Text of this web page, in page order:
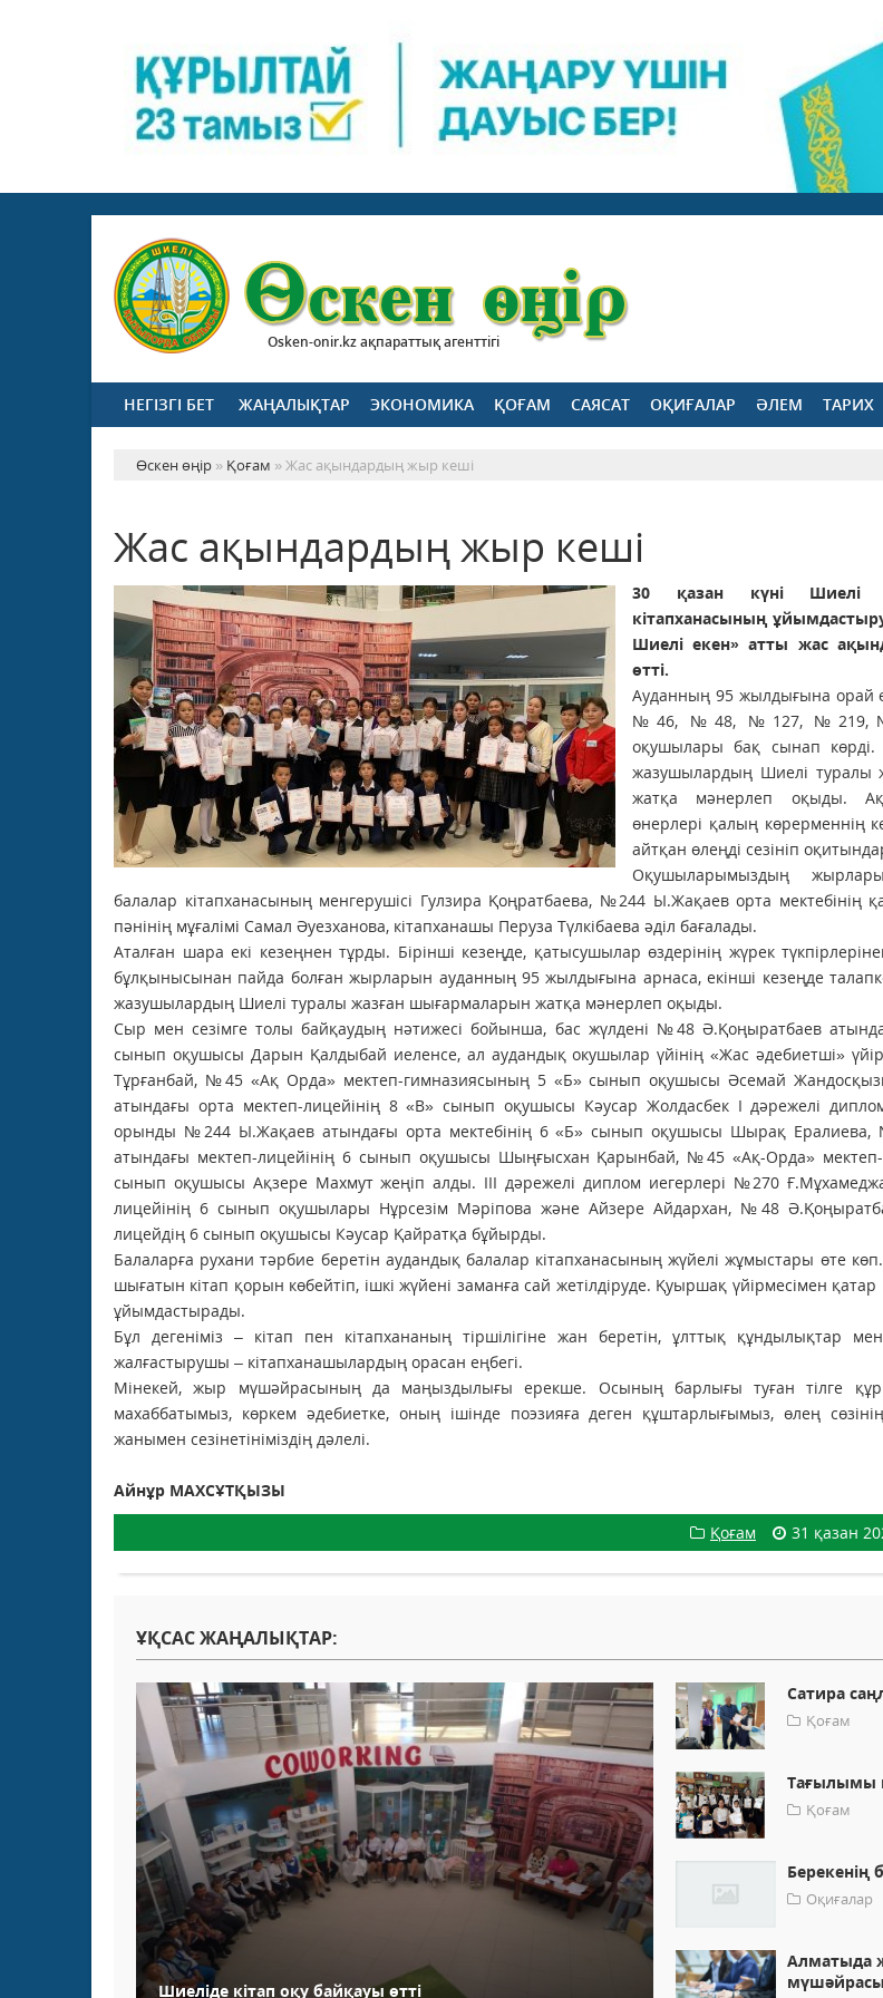
Osken-onir.kz ақпараттық агенттігі
НЕГІЗГІ БЕТ ЖАҢАЛЫҚТАР ЭКОНОМИКА ҚОҒАМ САЯСАТ ОҚИҒАЛАР ӘЛЕМ ТАРИХ
Өскен өңір » Қоғам » Жас ақындардың жыр кеші
Жас ақындардың жыр кеші
30 қазан күні Шиелі
кітапханасының
Шиелі екен» атты жас
өтті.
Ауданның 95 жылдығына орай
№46, №48, №127,
оқушылары бақ сынап көрді.
жазушылардың Шиелі туралы
жатқа мәнерлеп оқыды.
өнерлері қалың көрерменнің
айтқан өлеңді сезініп
Оқушыларымыздың
балалар кітапханасының менгерушісі Гулзира Қоңратбаева, №244 Ы.Жақаев орта мектебінің
пәнінің мұғалімі Самал Әуезханова, кітапханашы Перуза Түлкібаева әділ бағалады.
Аталған шара екі кезеңнен тұрды. Бірінші кезеңде, қатысушылар өздерінің жүрек
бұлқынысынан пайда болған жырларын ауданның 95 жылдығына арнаса, екінші кезеңде
жазушылардың Шиелі туралы жазған шығармаларын жатқа мәнерлеп оқыды.
Сыр мен сезімге толы байқаудың нәтижесі бойынша, бас жүлдені №48 Ә.Қоңыратбаев
сынып оқушысы Дарын Қалдыбай иеленсе, ал аудандық окушылар үйінің «Жас әдебиетші»
Тұрғанбай, №45 «Ақ Орда» мектеп-гимназиясының 5 «Б» сынып оқушысы Әсемай
атындағы орта мектеп-лицейінің 8 «В» сынып оқушысы Кәусар Жолдасбек І дәрежелі
орынды №244 Ы.Жақаев атындағы орта мектебінің 6 «Б» сынып оқушысы Шырақ Ералиева,
атындағы мектеп-лицейінің 6 сынып оқушысы Шыңғысхан Қарынбай, №45 «Ақ-Орда»
сынып оқушысы Ақзере Махмут жеңіп алды. ІІІ дәрежелі диплом иегерлері №270
лицейінің 6 сынып оқушылары Нұрсезім Мәріпова және Айзере Айдархан, №48
лицейдің 6 сынып оқушысы Кәусар Қайратқа бұйырды.
Балаларға рухани тәрбие беретін аудандық балалар кітапханасының жүйелі жұмыстары өте
шығатын кітап қорын көбейтіп, ішкі жүйені заманға сай жетілдіруде. Қуыршақ үйірмесімен
ұйымдастырады.
Бұл дегеніміз – кітап пен кітапхананың тіршілігіне жан беретін, ұлттық құндылықтар
жалғастырушы – кітапханашылардың орасан еңбегі.
Мінекей, жыр мүшәйрасының да маңыздылығы ерекше. Осының барлығы туған тілге
махаббатымыз, көркем әдебиетке, оның ішінде поэзияға деген құштарлығымыз, өлең
жанымен сезінетініміздің дәлелі.
Айнұр МАХСҰТҚЫЗЫ
Қоғам
31 қазан
ҰҚСАС ЖАҢАЛЫҚТАР:
Шиеліде кітап оқу байқауы өтті
Сатира
Қоғам
Тағылымы
Қоғам
Берекенің
Оқиғалар
Алматыда
мүшәйрасы